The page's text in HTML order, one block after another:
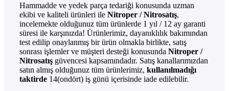
Hammadde ve yedek parça tedariği konusunda uzman
ekibi ve kaliteli ürünleri ile Nitroper / Nitrosatış,
incelemekte olduğunuz tüm ürünlerde 1 yıl / 12 ay garanti
süresi ile karşınızda! Ürünlerimiz, dayanıklılık bakımından
test edilip onaylanmış bir ürün olmakla birlikte, satış
sonrası işlemler ve müşteri desteği konusunda Nitroper /
Nitrosatış güvencesi kapsamındadır. Satış kanallarımızdan
satın almış olduğunuz tüm ürünlerimiz, kullanılmadığı
taktirde 14(ondört) iş günü içerisinde iade edilebilir.